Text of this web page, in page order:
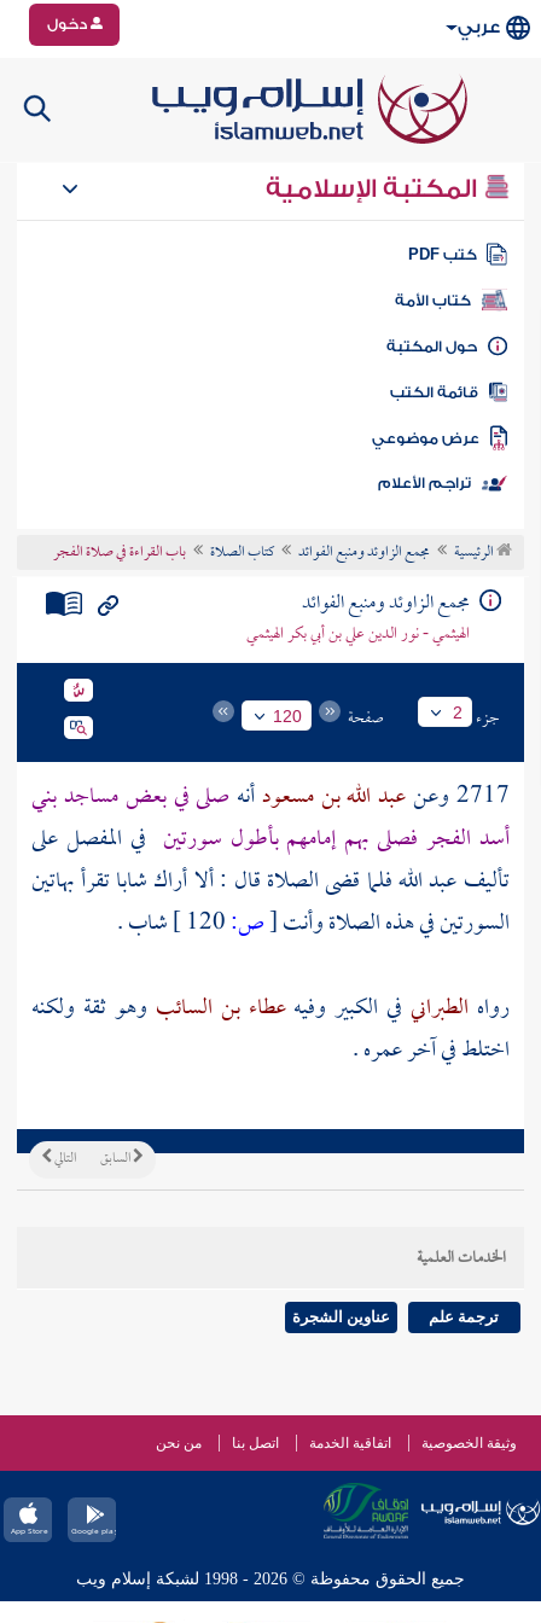
عربي دخول
المكتبة الإسلامية
كتب PDF
كتاب الأمة
المكتبة
الكتب
موضوعي
تراجم الأعلام
الرئيسية مجمع الزاوئد ومنبع الفوائد كتاب الصلاة باب القراءة في صلاة الفجر
مجمع الزاوئد ومنبع الفوائد
الهيثمي - نور الدين علي بن أبي بكر الهيثمي
جزء 2 صفحة 120
2717 وعن عبد الله بن مسعودأنه صلى في بعض مساجدبني
أسد الفجر فصلى بهم إمامهم بأطول سورتين في المفصل على
تأليفعبد اللهفلما قضى الصلاة قال : ألا أراك شابا تقرأ بهاتين
السورتين في هذه الصلاة وأنت[ص:
شاب .
رواه الطبراني في الكبير وفيهعطاء بن السائب وهو ثقة ولكنه
اختلط في آخر عمره .
التالي السابق
الخدمات العلمية
ترجمة علم عناوين الشجرة
وثيقة الخصوصية اتفاقية الخدمة اتصل بنا من نحن
جميع الحقوق محفوظة © 2026 - 1998 لشبكة إسلام ويب